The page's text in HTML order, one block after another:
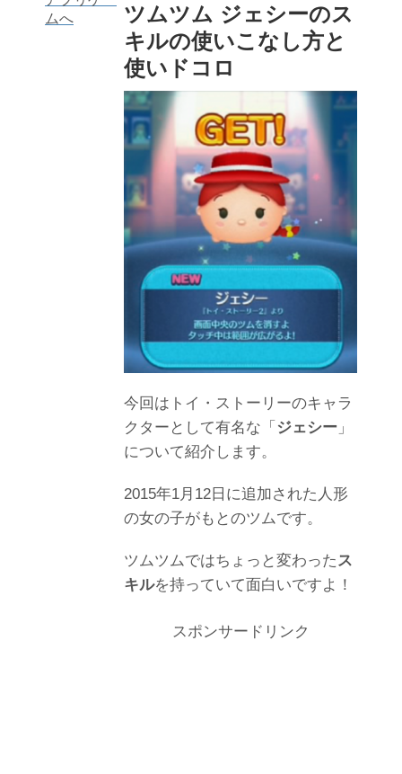
ツムツム ジェシーのス
キルの使いこなし方と
使いドコロ
今回はトイ・ストーリーのキャラ
クターとして有名な「 ジェシー 」
について紹介します。
2015年1月12日に追加された人形
の女の子がもとのツムです。
ツムツムではちょっと変わった ス
キルを持っていて面白いですよ！
スポンサードリンク